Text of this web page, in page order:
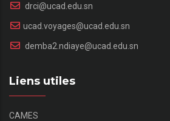
drci@ucad.edu.sn
ucad.voyages@ucad.edu.sn
demba2.ndiaye@ucad.edu.sn
Liens utiles
CAMES